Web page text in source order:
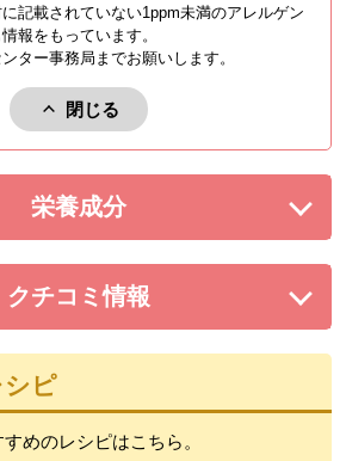
記載されていない1ppm未満のアレルゲン
報をもっています。
ター事務局までお願いします。
閉じる
アレルゲンを閉じる。
栄養成分を展開する。
クチコミ情報
を展開する。
ピ
めのレシピはこちら。